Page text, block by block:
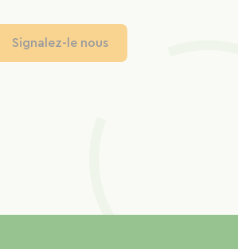
Signalez-le nous